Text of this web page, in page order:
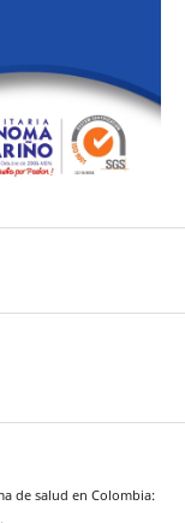
de salud en Colombia: